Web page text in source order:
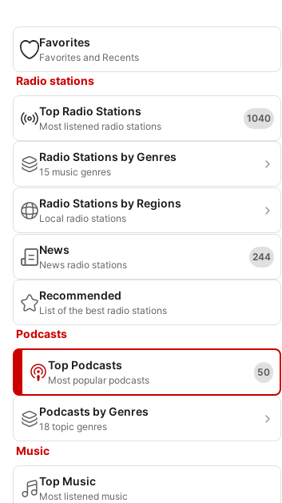
Favorites
Favorites and Recents
Radio stations
Top Radio Stations
Most listened radio stations
1040
Radio Stations by Genres
15 music genres
Radio Stations by Regions
Local radio stations
News
News radio stations
244
Recommended
List of the best radio stations
Podcasts
Top Podcasts
Most popular podcasts
50
Podcasts by Genres
18 topic genres
Music
Top Music
Most listened music